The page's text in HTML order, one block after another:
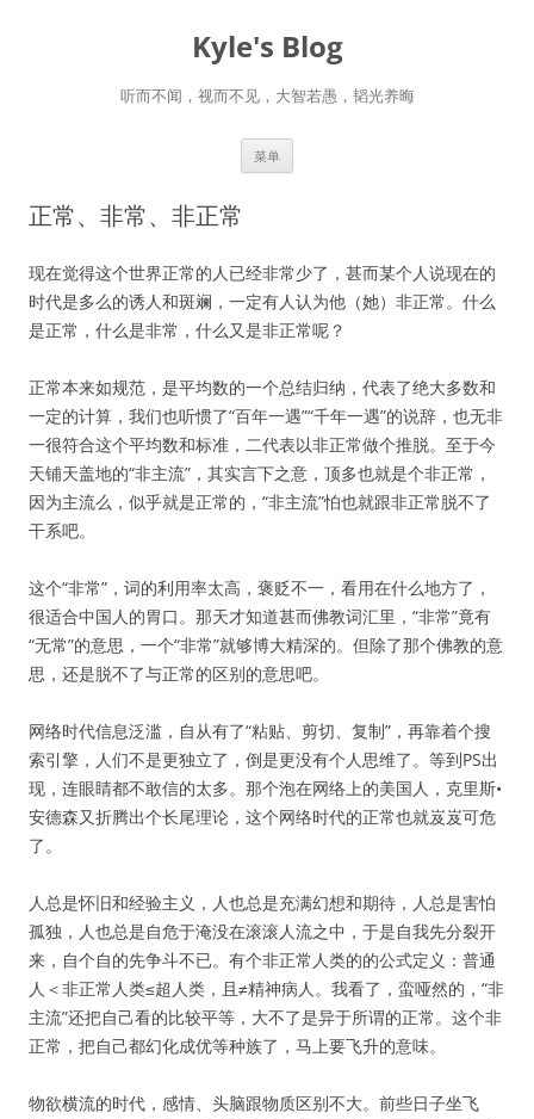
Kyle's Blog
听而不闻，视而不见，大智若愚，韬光养晦
菜单
正常、非常、非正常
现在觉得这个世界正常的人已经非常少了，甚而某个人说现在的
时代是多么的诱人和斑斓，一定有人认为他（她）非正常。什么
是正常，什么是非常，什么又是非正常呢？
正常本来如规范，是平均数的一个总结归纳，代表了绝大多数和
一定的计算，我们也听惯了“百年一遇”“千年一遇”的说辞，也无非
一很符合这个平均数和标准，二代表以非正常做个推脱。至于今
天铺天盖地的“非主流”，其实言下之意，顶多也就是个非正常，
因为主流么，似乎就是正常的，“非主流”怕也就跟非正常脱不了
干系吧。
这个“非常”，词的利用率太高，褒贬不一，看用在什么地方了，
很适合中国人的胃口。那天才知道甚而佛教词汇里，“非常”竟有
“无常”的意思，一个“非常”就够博大精深的。但除了那个佛教的意
思，还是脱不了与正常的区别的意思吧。
网络时代信息泛滥，自从有了“粘贴、剪切、复制”，再靠着个搜
索引擎，人们不是更独立了，倒是更没有个人思维了。等到PS出
现，连眼睛都不敢信的太多。那个泡在网络上的美国人，克里斯•
安德森又折腾出个长尾理论，这个网络时代的正常也就岌岌可危
了。
人总是怀旧和经验主义，人也总是充满幻想和期待，人总是害怕
孤独，人也总是自危于淹没在滚滚人流之中，于是自我先分裂开
来，自个自的先争斗不已。有个非正常人类的的公式定义：普通
人＜非正常人类≤超人类，且≠精神病人。我看了，蛮哑然的，“非
主流”还把自己看的比较平等，大不了是异于所谓的正常。这个非
正常，把自己都幻化成优等种族了，马上要飞升的意味。
物欲横流的时代，感情、头脑跟物质区别不大。前些日子坐飞